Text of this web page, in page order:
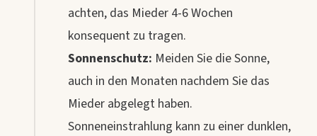
achten, das Mieder 4-6 Wochen
konsequent zu tragen.
Sonnenschutz: Meiden Sie die Sonne,
auch in den Monaten nachdem Sie das
Mieder abgelegt haben.
Sonneneinstrahlung kann zu einer dunklen,